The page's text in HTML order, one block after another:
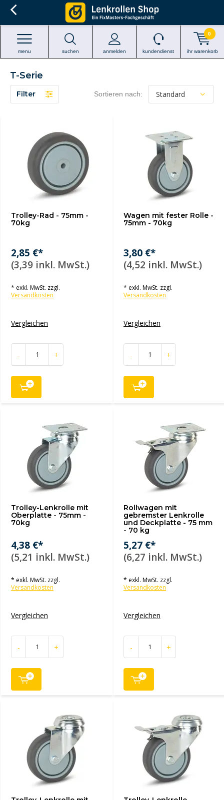
suchen anmelden
menu kundendienst ihr warenkorb
0
T-Serie
Filter Sortieren nach:
Trolley-Rad - 75mm -
70kg
2,85 €*
(3,39 inkl. MwSt.)
* exkl. MwSt. zzgl.
Versandkosten
Vergleichen
- +
Wagen mit fester Rolle -
75mm - 70kg
3,80 €*
(4,52 inkl. MwSt.)
* exkl. MwSt. zzgl.
Versandkosten
Vergleichen
- +
Trolley-Lenkrolle mit
Oberplatte - 75mm -
70kg
4,38 €*
(5,21 inkl. MwSt.)
* exkl. MwSt. zzgl.
Versandkosten
Vergleichen
- +
Rollwagen mit
gebremster Lenkrolle
und Deckplatte - 75 mm
- 70 kg
5,27 €*
(6,27 inkl. MwSt.)
* exkl. MwSt. zzgl.
Versandkosten
Vergleichen
- +